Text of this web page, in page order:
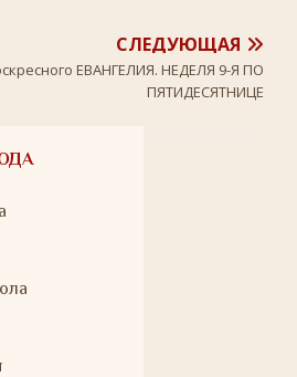
СЛЕДУЮЩАЯ
ЕВАНГЕЛИЯ. НЕДЕЛЯ 9-Я ПО
ПЯТИДЕСЯТНИЦЕ